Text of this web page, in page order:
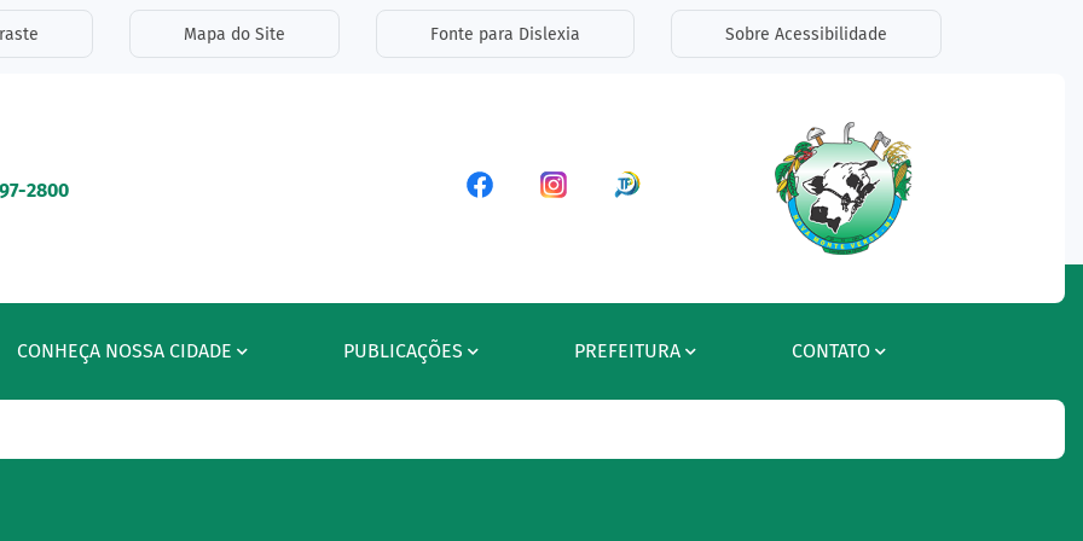
de acessibilidade
Mapa do Site Fonte para Dislexia Sobre Acessibilidade
2800 Acessar a Rede Social Facebook
Acessar a Rede Social Instagram
Acessar a Rede Social Radar
CONHEÇA NOSSA CIDADE PUBLICAÇÕES PREFEITURA CONTATO